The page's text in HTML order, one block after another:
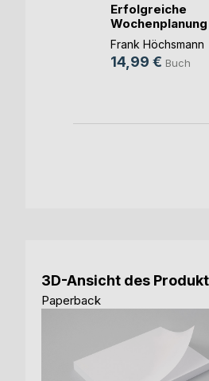
Erfolgreiche
der(...)
Frank Höchsmann
14,99 € Buch
3D-Ansicht des
Paperback